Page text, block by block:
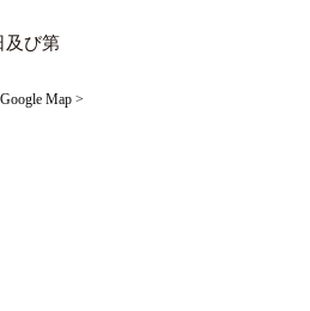
及び第
Google Map >